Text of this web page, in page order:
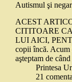
Autismul şi
ACEST
CITITOARE
LUI AICI,
copii încă. Acum
aşteptam de
Printesa
21